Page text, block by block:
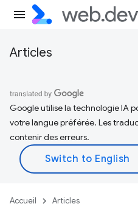
Articles
Google utilise la technologie IA
votre langue préférée. Les
contenir des erreurs.
Accueil Articles